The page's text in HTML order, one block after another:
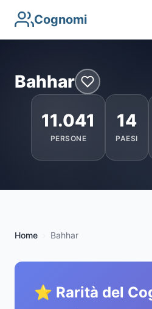
Cognomi
Bahhar
11.041
PERSONE
14
PAESI
Home Bahhar
⭐ Rarità del